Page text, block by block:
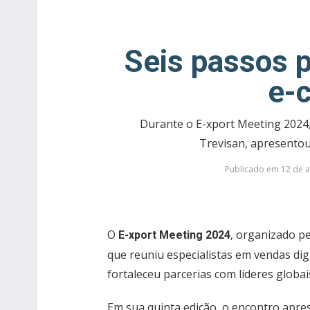
Seis passos
e-
Durante o E-xport Meeting
Trevisan,
Publicado em 12 de
O E-xport Meeting 2024, organizado
que reuniu especialistas em vendas
fortaleceu parcerias com líderes
Em sua quinta edição, o encontro